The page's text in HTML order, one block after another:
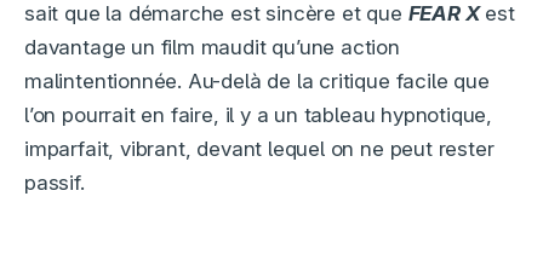
sait que la démarche est sincère et que FEAR Xest
davantage un film maudit qu’une action
malintentionnée. Au-delà de la critique facile que
l’on pourrait en faire, il y a un tableau hypnotique,
imparfait, vibrant, devant lequel on ne peut rester
passif.